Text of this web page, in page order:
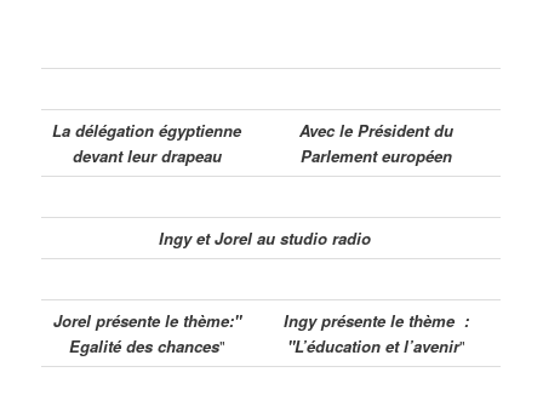
La délégation égyptienne
devant leur drapeau
Avec le Président du
Parlement européen
Ingy et Jorel au studio radio
Jorel présente le thème:"
Egalité des chances"
Ingy présente le thème :
"L’éducation et l’avenir"